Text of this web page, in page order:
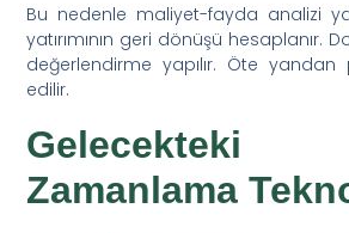
Bu nedenle maliyet-fayda analizi
yatırımının geri dönüşü hesaplanır.
değerlendirme yapılır. Öte
edilir.
Gelecekteki
Zamanlama